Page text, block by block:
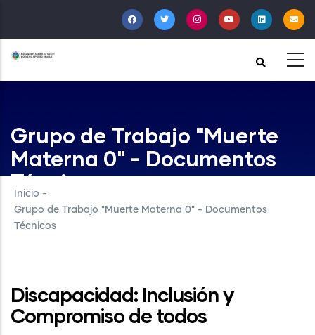
al
contenido
principal
Grupo de Trabajo "Muerte
Materna 0" - Documentos
Técnicos
Inicio -
Grupo de Trabajo "Muerte Materna 0" - Documentos
Técnicos
Discapacidad: Inclusión y
Compromiso de todos